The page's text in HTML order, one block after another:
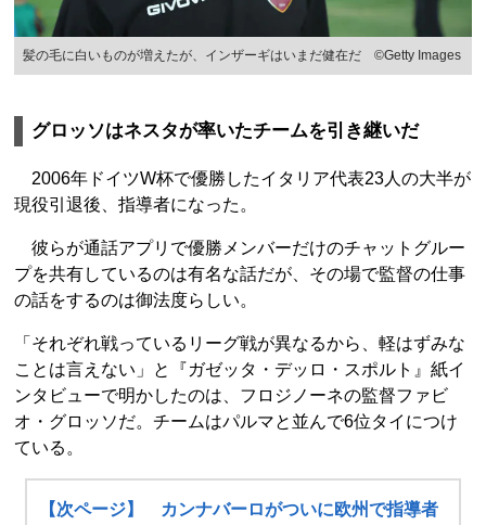
髪の毛に白いものが増えたが、インザーギはいまだ健在だ ©Getty Images
グロッソはネスタが率いたチームを引き継いだ
2006年ドイツW杯で優勝したイタリア代表23人の大半が
現役引退後、指導者になった。
彼らが通話アプリで優勝メンバーだけのチャットグルー
プを共有しているのは有名な話だが、その場で監督の仕事
の話をするのは御法度らしい。
「それぞれ戦っているリーグ戦が異なるから、軽はずみな
ことは言えない」と『ガゼッタ・デッロ・スポルト』紙イ
ンタビューで明かしたのは、フロジノーネの監督ファビ
オ・グロッソだ。チームはパルマと並んで6位タイにつけ
ている。
【次ページ】 カンナバーロがついに欧州で指導者